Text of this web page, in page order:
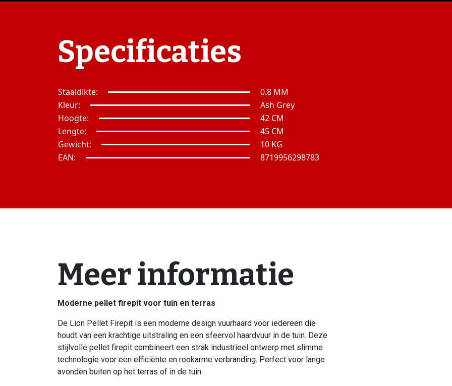
Specificaties
Staaldikte:
0.8 MM
Kleur:
Ash Grey
Hoogte:
42 CM
Lengte:
45 CM
Gewicht:
10 KG
EAN:
8719956298783
Meer informatie
Moderne pellet firepit voor tuin en terras
De Lion Pellet Firepit is een moderne design vuurhaard voor iedereen die
houdt van een krachtige uitstraling en een sfeervol haardvuur in de tuin. Deze
stijlvolle pellet firepit combineert een strak industrieel ontwerp met slimme
technologie voor een efficiënte en rookarme verbranding. Perfect voor lange
avonden buiten op het terras of in de tuin.